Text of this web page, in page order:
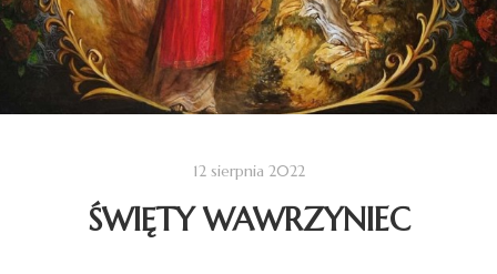
12 sierpnia 2022
ŚWIĘTY WAWRZYNIEC